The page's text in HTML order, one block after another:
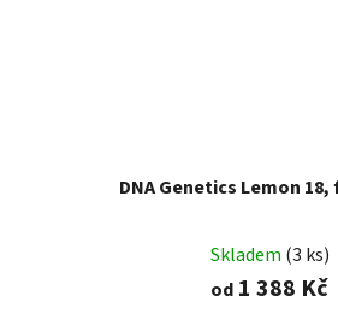
DNA Genetics Lemon
Skladem (3 ks)
od 1 388 Kč